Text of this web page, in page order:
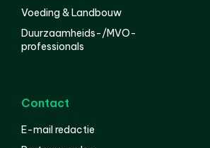
Voeding & Landbouw
Duurzaamheids-/MVO-
professionals
Contact
E-mail redactie